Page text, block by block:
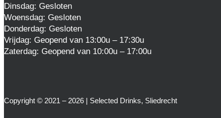
Dinsdag: Gesloten
Woensdag: Gesloten
Donderdag: Gesloten
Vrijdag: Geopend van 13:00u – 17:30u
Zaterdag: Geopend van 10:00u – 17:00u
Copyright © 2021 – 2026 | Selected Drinks, Sliedrecht